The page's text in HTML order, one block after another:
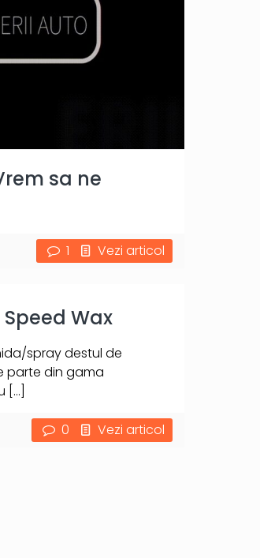
sa ne
1 Vezi articol
Wax
spray destul de
parte din gama
[…]
0 Vezi articol